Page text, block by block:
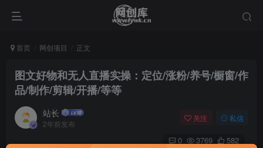
首页 网创项目 正文
图文好物和无人直播实操：定位/涨粉/养号/橱窗/作
品/制作/剪辑/开播/等等
站长
2年前发布
关注 私信
0 3769 582